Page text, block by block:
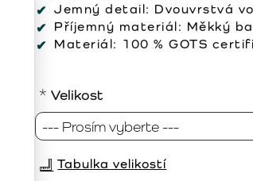
Jemný detail: Dvouvrstvá
Příjemný materiál: Měkký
Materiál: 100 % GOTS
Velikost
Tabulka velikostí